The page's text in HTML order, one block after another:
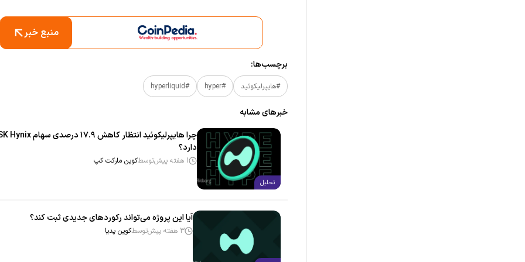
منبع خبر
برچسب‌ها:
#هایپرلیکوئید #hyper
#hyperliquid
خبر‌های مشابه
تحلیل
دارد؟
1 هفته پیش توسطکوین مارکت کپ
آیا این پروژه می‌تواند رکوردهای جدیدی ثبت کند؟
3 هفته پیش توسطکوین پدیا